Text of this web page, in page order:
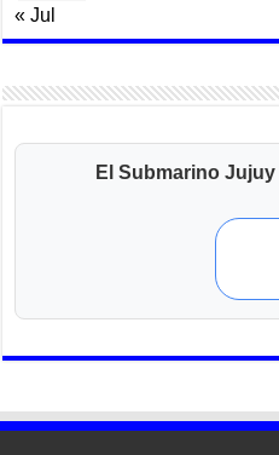
« Jul
El Submarino Jujuy